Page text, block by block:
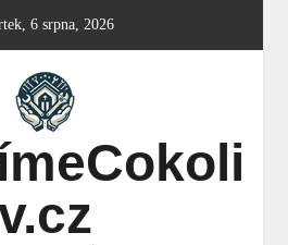
6 srpna, 2026